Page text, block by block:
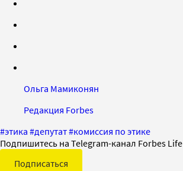
Ольга Мамиконян
Редакция Forbes
#этика #депутат#комиссия по этике
Подпишитесь на Telegram-канал Forbes Life
Подписаться